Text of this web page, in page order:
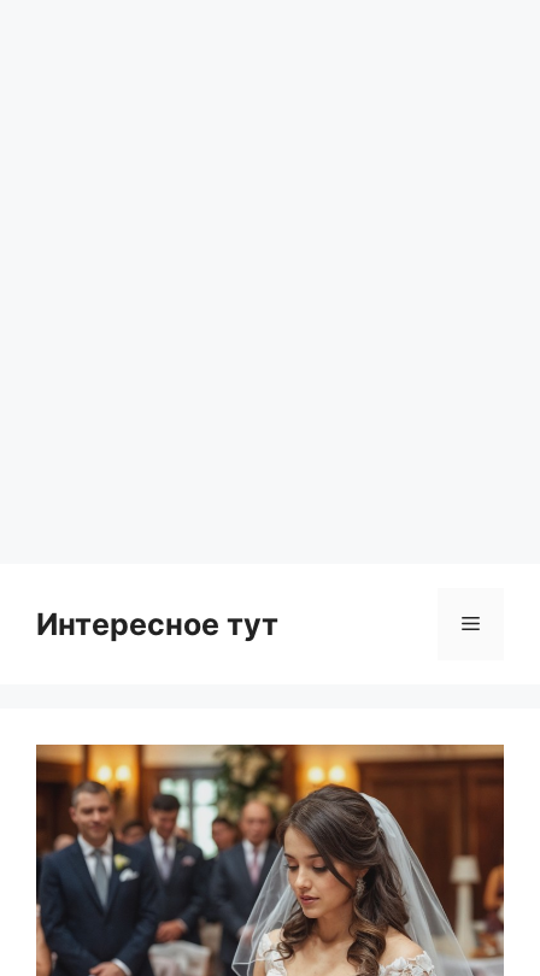
Интересное тут Menu